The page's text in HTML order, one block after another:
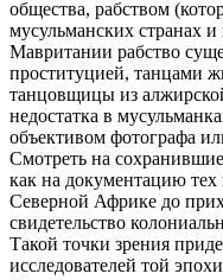
общества, рабством
мусульманских странах
Мавритании рабство
проституцией, танцами
танцовщицы из
недостатка в
объективом фотографа
Смотреть на
как на документацию тех
Северной Африке до
свидетельство
Такой точки зрения
исследователей той